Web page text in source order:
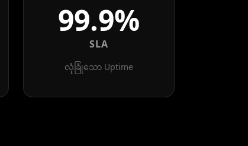
99.9%
SLA
လုံခြုံသော Uptime